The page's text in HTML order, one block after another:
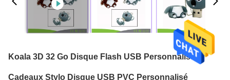
Koala 3D 32 Go Disque Flash USB Personnalisé
Cadeaux Stylo Disque USB PVC Personnalisé